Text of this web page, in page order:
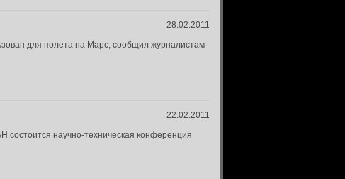
28.02.2011
для полета на Марс, сообщил журналистам
22.02.2011
состоится научно-техническая конференция